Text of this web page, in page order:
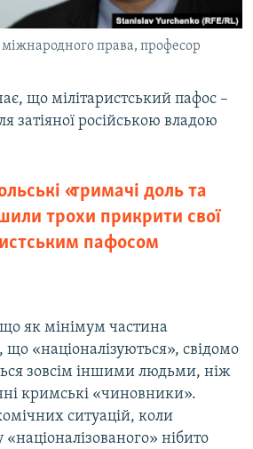
права, професор
що мілітаристський пафос –
затіяної російською владою
«тримачі доль та
трохи прикрити свої
пафосом
як мінімум частина
що «націоналізуються», свідомо
зовсім іншими людьми, ніж
кримські «чиновники».
ситуацій, коли
нібито